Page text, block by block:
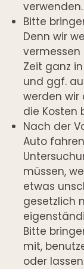
verwenden.
Bitte
Denn wir
Zeit ganz
und ggf.
werden
die Kosten
Nach der
Auto
müssen,
etwas
gesetzlich
Bitte
mit,
oder